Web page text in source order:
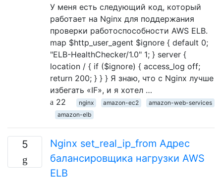
У меня есть следующий код, который
работает на Nginx для поддержания
проверки работоспособности AWS ELB.
map $http_user_agent $ignore { default 0;
"ELB-HealthChecker/1.0" 1; } server {
location / { if ($ignore) { access_log off;
return 200; } } } Я знаю, что с Nginx лучше
избегать «IF», ​​и я хотел …
22
nginx amazon-ec2
amazon-web-services
amazon-elb
5
Nginx set_real_ip_from Адрес
балансировщика нагрузки AWS
ELB